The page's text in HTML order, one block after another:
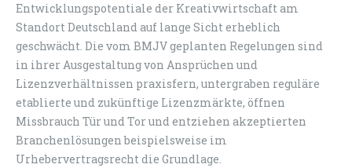
Entwicklungspotentiale der Kreativwirtschaft am
Standort Deutschland auf lange Sicht erheblich
geschwächt. Die vom BMJV geplanten Regelungen sind
in ihrer Ausgestaltung von Ansprüchen und
Lizenzverhältnissen praxisfern, untergraben reguläre
etablierte und zukünftige Lizenzmärkte, öffnen
Missbrauch Tür und Tor und entziehen akzeptierten
Branchenlösungen beispielsweise im
Urhebervertragsrecht die Grundlage.